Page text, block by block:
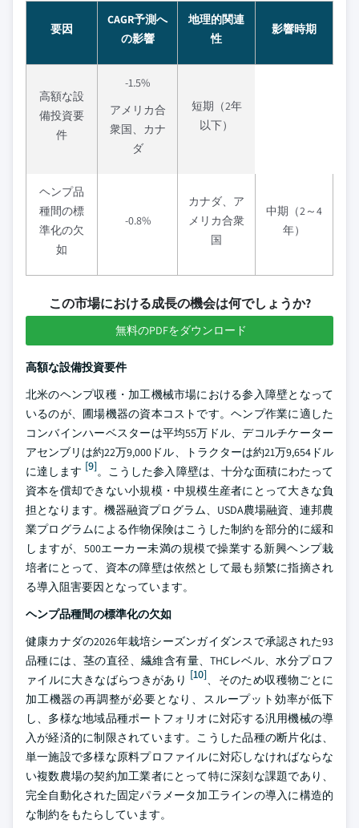
要因
CAGR予測へ
の影響
地理的関連
性
影響時期
高額な設
備投資要
件
-1.5%
アメリカ合
衆国、カナ
ダ
短期（2年
以下）
ヘンプ品
種間の標
準化の欠
如
-0.8%
カナダ、ア
メリカ合衆
国
中期（2～4
年）
この市場における成長の機会は何でしょうか?
無料のPDFをダウンロード
高額な設備投資要件
北米のヘンプ収穫・加工機械市場における参入障壁となって
いるのが、圃場機器の資本コストです。ヘンプ作業に適した
コンバインハーベスターは平均55万ドル、デコルチケーター
アセンブリは約22万9,000ドル、トラクターは約21万9,654ドル
に達します [9]。こうした参入障壁は、十分な面積にわたって
資本を償却できない小規模・中規模生産者にとって大きな負
担となります。機器融資プログラム、USDA農場融資、連邦農
業プログラムによる作物保険はこうした制約を部分的に緩和
しますが、500エーカー未満の規模で操業する新興ヘンプ栽
培者にとって、資本の障壁は依然として最も頻繁に指摘され
る導入阻害要因となっています。
ヘンプ品種間の標準化の欠如
健康カナダの2026年栽培シーズンガイダンスで承認された93
品種には、茎の直径、繊維含有量、THCレベル、水分プロフ
ァイルに大きなばらつきがあり [10]、そのため収穫物ごとに
加工機器の再調整が必要となり、スループット効率が低下
し、多様な地域品種ポートフォリオに対応する汎用機械の導
入が経済的に制限されています。こうした品種の断片化は、
単一施設で多様な原料プロファイルに対応しなければならな
い複数農場の契約加工業者にとって特に深刻な課題であり、
完全自動化された固定パラメータ加工ラインの導入に構造的
な制約をもたらしています。